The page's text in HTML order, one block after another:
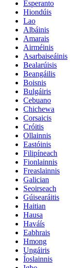
Esperanto
Hiondúis
Lao
Albáinis
Amarais
Airméinis
Asarbaiseáinis
Bealarúisis
Beangáilis
Boisnis
Bulgáiris
Cebuano
Chichewa
Corsaicis
Cróitis
Ollainnis
Eastóinis
Filipíneach
Fionlainnis
Freaslainnis
Galician
Seoirseach
Gúisearáitis
Haitian
Hausa
Haváís
Eabhrais
Hmong
Ungáiris
Íoslainnis